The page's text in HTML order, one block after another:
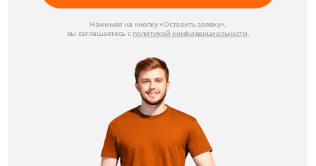
Нажимая на кнопку «Оставить заявку»,
вы соглашаетесь с политикой конфиденциальности.